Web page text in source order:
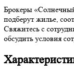
Брокеры
подберут жилье,
Свяжитесь с
обсудить условия